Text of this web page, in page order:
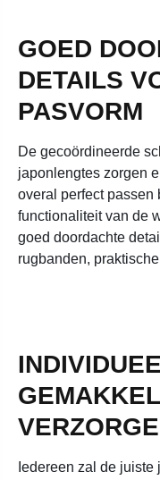
GOED
DETAILS
PASVORM
De gecoördineerde
japonlengtes zorgen
overal perfect passen
functionaliteit van de
goed doordachte
rugbanden,
Iedereen zal de